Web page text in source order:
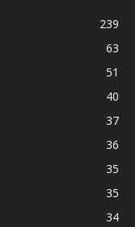
239
63
51
40
37
36
35
35
34